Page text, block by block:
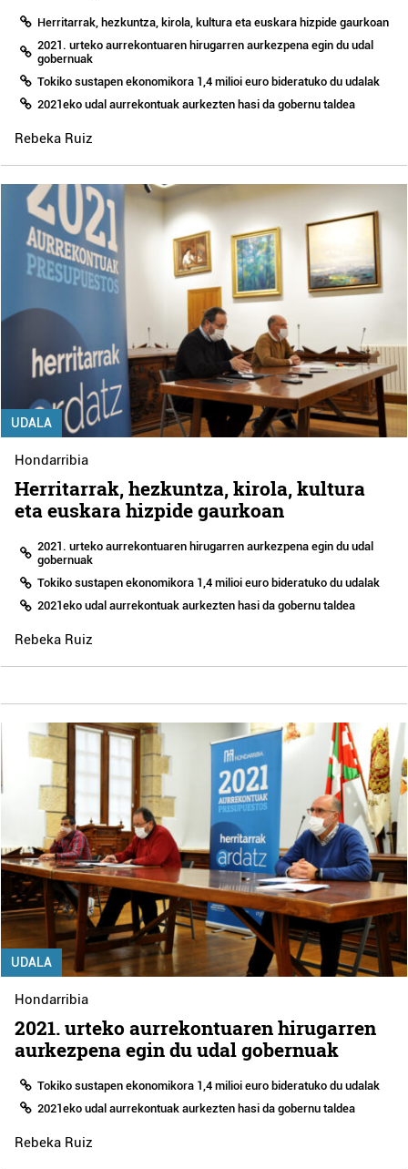
Herritarrak, hezkuntza, kirola, kultura eta euskara hizpide gaurkoan
2021. urteko aurrekontuaren hirugarren aurkezpena egin du udal
gobernuak
Tokiko sustapen ekonomikora 1,4 milioi euro bideratuko du udalak
2021eko udal aurrekontuak aurkezten hasi da gobernu taldea
Rebeka Ruiz
UDALA
Hondarribia
Herritarrak, hezkuntza, kirola, kultura
eta euskara hizpide gaurkoan
2021. urteko aurrekontuaren hirugarren aurkezpena egin du udal
gobernuak
Tokiko sustapen ekonomikora 1,4 milioi euro bideratuko du udalak
2021eko udal aurrekontuak aurkezten hasi da gobernu taldea
Rebeka Ruiz
UDALA
Hondarribia
2021. urteko aurrekontuaren hirugarren
aurkezpena egin du udal gobernuak
Tokiko sustapen ekonomikora 1,4 milioi euro bideratuko du udalak
2021eko udal aurrekontuak aurkezten hasi da gobernu taldea
Rebeka Ruiz